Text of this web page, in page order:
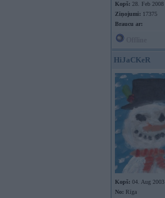
Kopš: 28. Feb 2008
Ziņojumi: 17375
Braucu ar:
HiJaCKeR
Kopš: 04. Aug 2003
No: Rīga